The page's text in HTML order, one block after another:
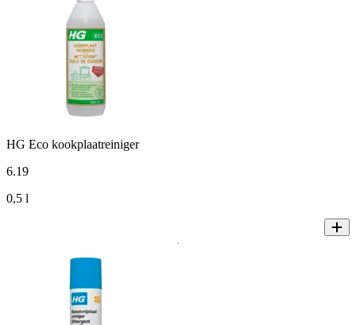
HG Eco kookplaatreiniger
6.19
0,5 l